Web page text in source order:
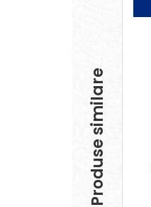
Produse similare